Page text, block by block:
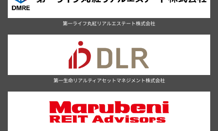
第一ライフ丸紅リアルエステート株式会社
第一生命リアルティアセットマネジメント株式会社